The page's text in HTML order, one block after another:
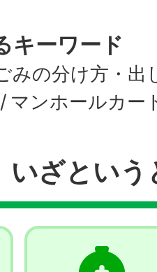
キーワード
みの分け方・出
マンホールカー
いざという